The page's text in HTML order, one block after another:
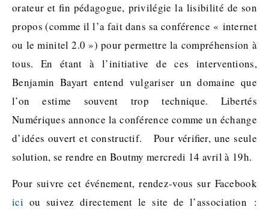
orateur et ﬁn pédagogue, privilégie la lisibilité de son
propos (comme il l’a fait dans sa conférence « internet
ou le minitel 2.0 ») pour permettre la compréhension à
tous. En étant à l’initiative de ces interventions,
Benjamin Bayart entend vulgariser un domaine que
l’on estime souvent trop technique. Libertés
Numériques annonce la conférence comme un échange
d’idées ouvert et constructif. Pour vériﬁer, une seule
solution, se rendre en Boutmy mercredi 14 avril à 19h.
Pour suivre cet événement, rendez-vous sur Facebook
ici ou suivez directement le site de l’association :